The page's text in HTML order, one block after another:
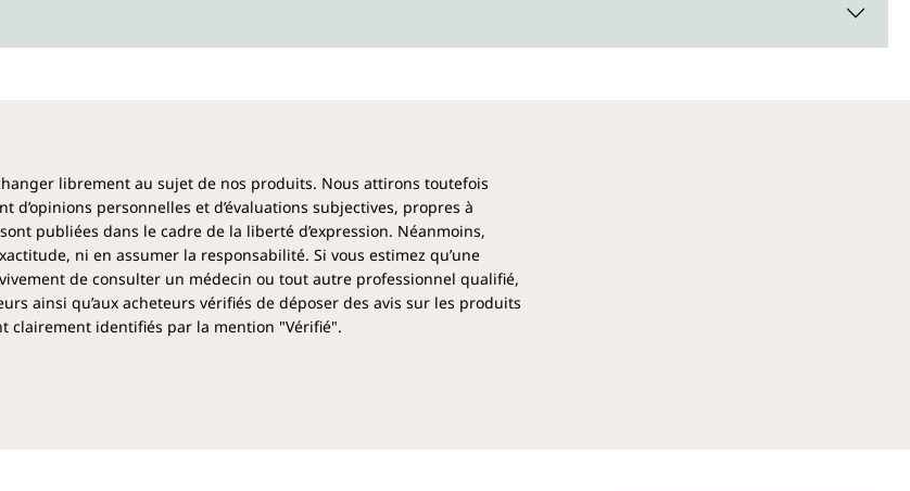
Le fer et ses alliés dans l'alimentation quotidienne
améliorer l'absorption du fer. La lactoferrine est apportée via le lait de vache.
Comment le complexe de lactoferrine d'Unimedica peut aider à
l'absorption du fer
Notre complexe est une solution efficace lorsque l'apport alimentaire en fer est
insuffisant ou que l'assimilation du fer dans le système digestif est perturbée. La
librement au sujet de nos produits. Nous attirons toutefois
personnelles et d’évaluations subjectives, propres à
publiées dans le cadre de la liberté d’expression. Néanmoins,
ni en assumer la responsabilité. Si vous estimez qu’une
de consulter un médecin ou tout autre professionnel qualifié,
ainsi qu’aux acheteurs vérifiés de déposer des avis sur les produits
clairement identifiés par la mention "Vérifié".